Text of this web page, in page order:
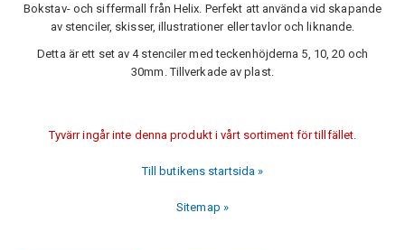
Bokstav- och siffermall från Helix. Perfekt att använda vid skapande
av stenciler, skisser, illustrationer eller tavlor och liknande.
Detta är ett set av 4 stenciler med teckenhöjderna 5, 10, 20 och
30mm. Tillverkade av plast.
Tyvärr ingår inte denna produkt i vårt sortiment för tillfället.
Till butikens startsida »
Sitemap »